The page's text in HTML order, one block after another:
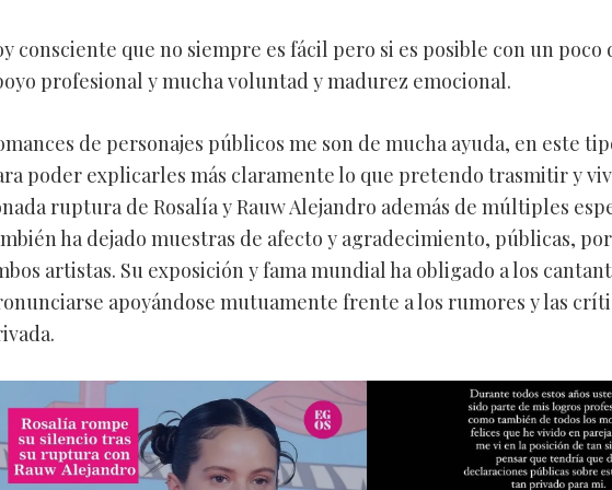
consciente que no siempre es fácil pero si es posible con un poco
profesional y mucha voluntad y madurez emocional.
de personajes públicos me son de mucha ayuda, en este
poder explicarles más claramente lo que pretendo trasmitir y
ruptura de Rosalía y Rauw Alejandro además de múltiples
ha dejado muestras de afecto y agradecimiento, públicas,
artistas. Su exposición y fama mundial ha obligado a los
apoyándose mutuamente frente a los rumores y las